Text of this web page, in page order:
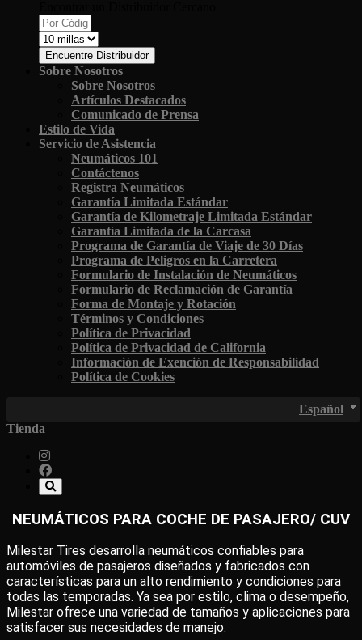
Encuentre Distribuidor
Sobre Nosotros
Sobre Nosotros
Artículos Destacados
Comunicado de Prensa
Estilo de Vida
Servicio de Asistencia
Neumáticos 101
Contáctenos
Registra Neumáticos
Garantía Limitada Estándar
Garantía de Kilometraje Limitada Estándar
Garantía Limitada de la Carcasa
Programa de Garantía de Viaje de 30 Días
Programa de Peligros en la Carretera
Formulario de Instalación de Neumáticos
Formulario de Reclamación de Garantía
Forma de Montaje y Rotación
Términos y Condiciones
Política de Privacidad
Política de Privacidad de California
Información de Exención de Responsabilidad
Política de Cookies
Español
Tienda
NEUMÁTICOS PARA COCHE DE PASAJERO/ CUV
Milestar Tires desarrolla neumáticos confiables para
automóviles de pasajeros diseñados y fabricados con
características para un alto rendimiento y condiciones para
todas las temporadas. Ya sea por estilo, clima o desempeño,
Milestar ofrece una variedad de tamaños y aplicaciones para
satisfacer sus necesidades de manejo.